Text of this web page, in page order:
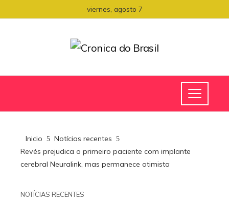
viernes, agosto 7
Inicio
Notícias recentes
Revés prejudica o primeiro paciente com implante
cerebral Neuralink, mas permanece otimista
NOTÍCIAS RECENTES